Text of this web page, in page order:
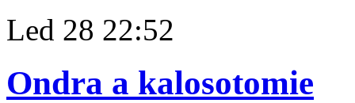
Led 28 22:52
Ondra a kalosotomie